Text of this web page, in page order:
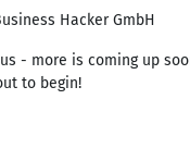
Hacker GmbH
- more is coming up
to begin!